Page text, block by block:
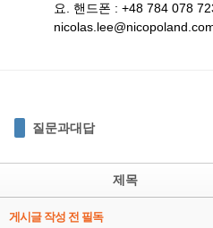
요. 핸드폰 : +48 784 078
질문과대답
제목
게시글 작성 전 필독